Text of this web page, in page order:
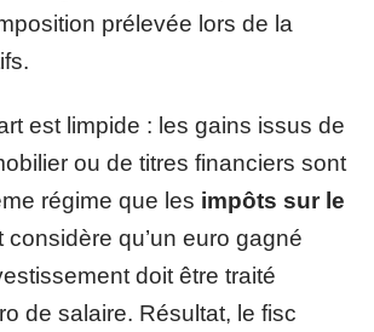
prélevée lors de la
est limpide : les gains issus de
ou de titres financiers sont
régime que les impôts sur le
considère qu’un euro gagné
doit être traité
de salaire. Résultat, le fisc